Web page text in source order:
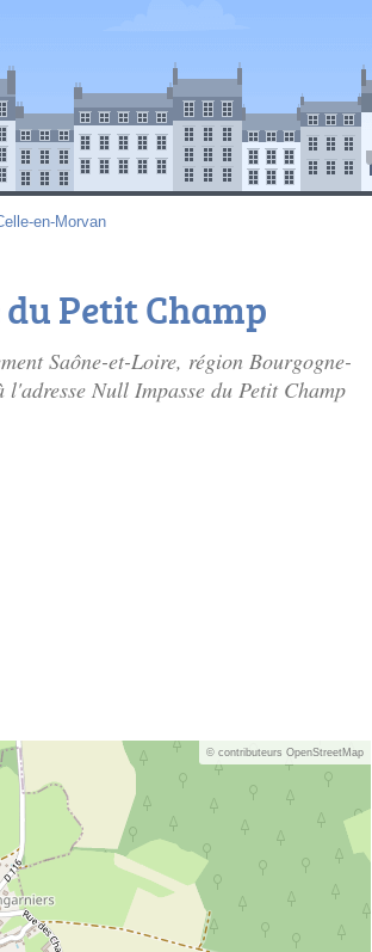
en-Morvan
Petit Champ
Saône-et-Loire, région Bourgogne-
Null Impasse du Petit Champ
© contributeurs OpenStreetMap